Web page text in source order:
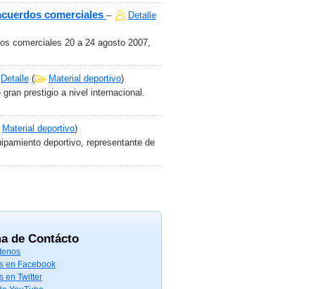
comerciales –
Detalle
comerciales 20 a 24 agosto 2007,
Detalle ( Material deportivo)
prestigio a nivel internacional.
Material deportivo)
deportivo, representante de
de Contácto
en Facebook
en Twitter